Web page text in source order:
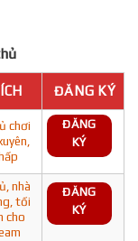
ĐĂNG KÝ
chơi
ĐĂNG
KÝ
nhà
tối
cho
ĐĂNG
KÝ